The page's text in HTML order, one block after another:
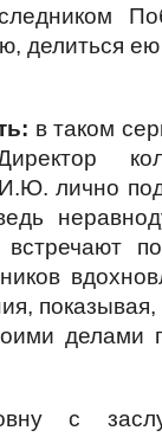
делиться
в таком
лично
встречают
делами
с